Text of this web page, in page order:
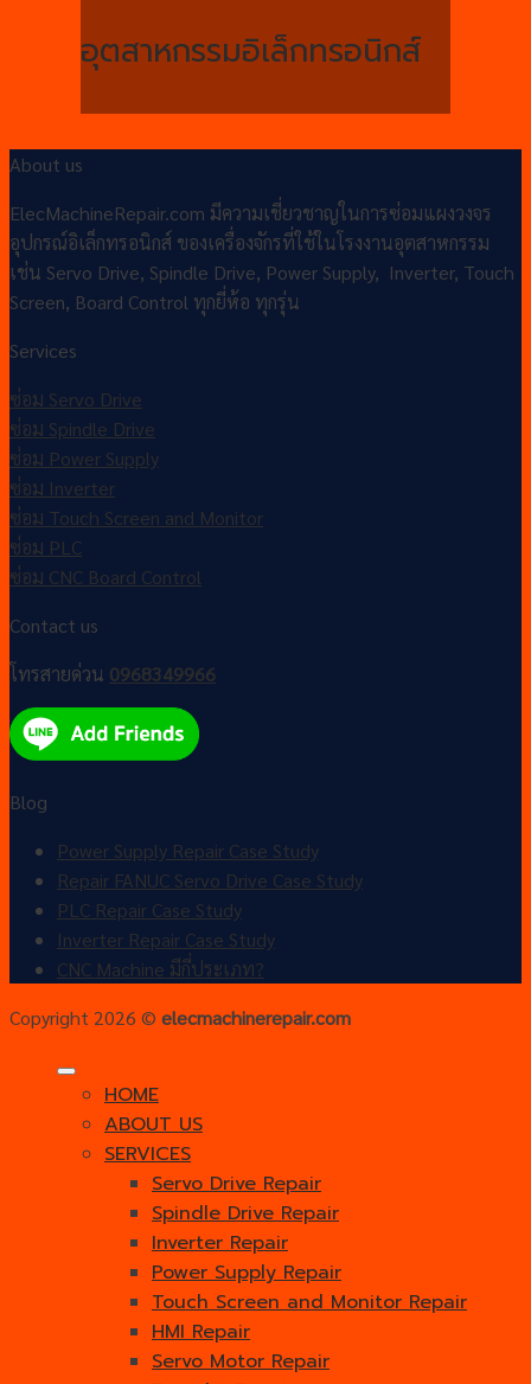
อุตสาหกรรมอิเล็กทรอนิกส์
About us
ElecMachineRepair.com มีความเชี่ยวชาญในการซ่อมแผงวงจร
อุปกรณ์อิเล็กทรอนิกส์ ของเครื่องจักรที่ใช้ในโรงงานอุตสาหกรรม
เช่น Servo Drive, Spindle Drive, Power Supply, Inverter, Touch
Screen, Board Control ทุกยี่ห้อ ทุกรุ่น
Services
ซ่อม Servo Drive
ซ่อม Spindle Drive
ซ่อม Power Supply
ซ่อม Inverter
ซ่อม Touch Screen and Monitor
ซ่อม PLC
ซ่อม CNC Board Control
Contact us
โทรสายด่วน 0968349966
Blog
Power Supply Repair Case Study
Repair FANUC Servo Drive Case Study
PLC Repair Case Study
Inverter Repair Case Study
CNC Machine มีกี่ประเภท?
Copyright 2026 © elecmachinerepair.com
HOME
ABOUT US
SERVICES
Servo Drive Repair
Spindle Drive Repair
Inverter Repair
Power Supply Repair
Touch Screen and Monitor Repair
HMI Repair
Servo Motor Repair